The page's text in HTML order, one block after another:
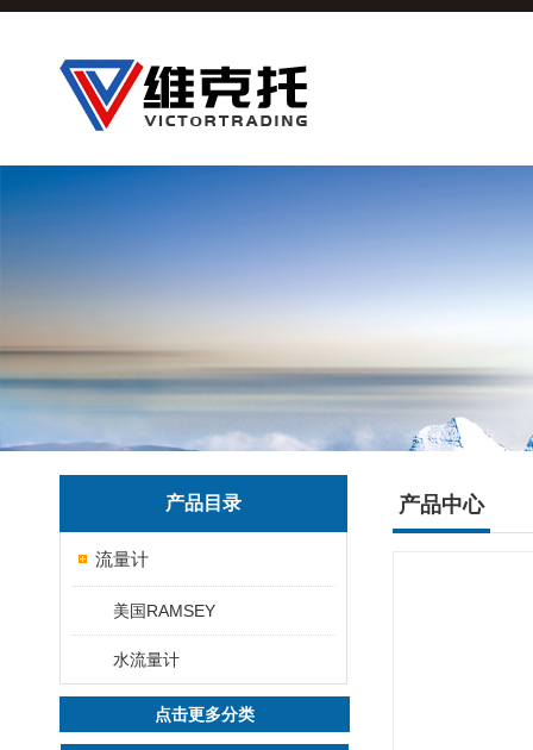
产品目录
流量计
美国RAMSEY
水流量计
点击更多分类
产品中心